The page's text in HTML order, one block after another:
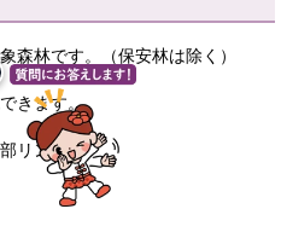
森林です。（保安林は除く）
きます。
リンク＞